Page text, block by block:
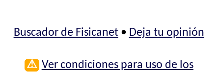
Buscador de Fisicanet• Deja tu opinión
⚠ Ver condiciones para uso de los